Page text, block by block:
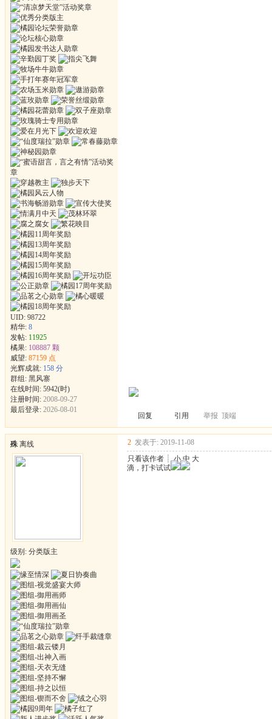
UID: 98722
精华: 8
发帖: 11925
橘果: 108887 颗
威望: 87159 点
光辉成就: 158 分
群组: 黑风寨
在线时间: 5942(时)
注册时间: 2008-09-27
最后登录: 2026-08-01
回复 引用 举报 顶端
殊 离线
级别: 分类版主
2 发表于: 2019-11-08
只看该作者 ┊ 小 中 大
滴，打卡试试